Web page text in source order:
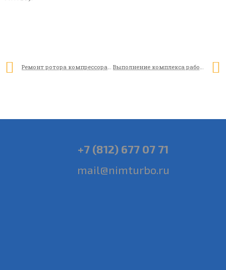
Ремонт ротора компрессора 6ГЦ2-375/4-77 Выполнение комплекса работ для ПАО «Славнефть-Янос»
+7 (812) 677 07 71
mail@nimturbo.ru